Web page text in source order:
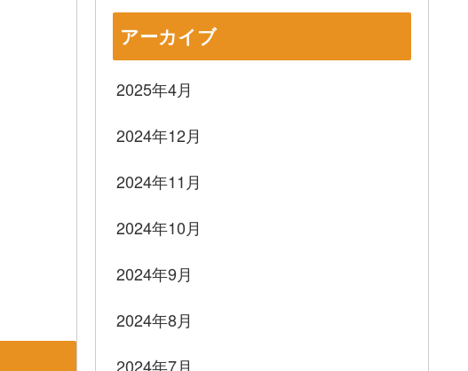
アーカイブ
2025年4月
2024年12月
2024年11月
2024年10月
2024年9月
2024年8月
2024年7月